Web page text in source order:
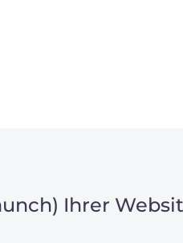
Ihrer